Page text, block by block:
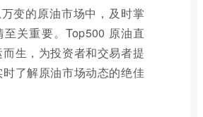
变的原油市场中，及时掌
至关重要。Top500 原油直
生，为投资者和交易者提
了解原油市场动态的绝佳